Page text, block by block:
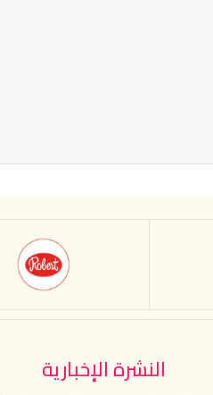
النشرة الإخبارية